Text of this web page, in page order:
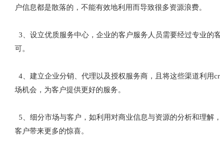
户信息都是散落的，不能有效地利用而导致很多资源浪费。
3、设立优质服务中心，企业的客户服务人员需要经过专业
可。
4、建立企业分销、代理以及授权服务商，且将这些渠道利用
场机会，为客户提供更好的服务。
5、细分市场与客户，如利用对商业信息与资源的分析和理
客户带来更多的惊喜。